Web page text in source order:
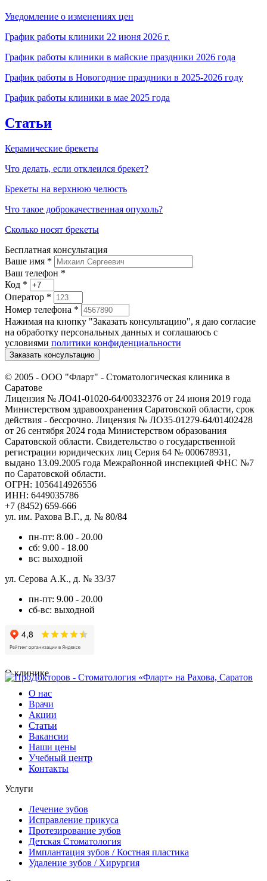
Уведомление о изменениях цен
График работы клиники 22 июня 2026 г.
График работы клиники в майские праздники 2026 года
График работы в Новогодние праздники в 2025-2026 году
График работы клиники в мае 2025 года
Статьи
Керамические брекеты
Что делать, если отклеился брекет?
Брекеты на верхнюю челюсть
Что такое доброкачественная опухоль?
Сколько носят брекеты
Бесплатная консультация
Ваше имя *
Ваш телефон *
Код *
Оператор *
Номер телефона *
Нажимая на кнопку "Заказать консультацию", я даю согласие
на обработку персональных данных и соглашаюсь c
условиями политики конфиденциальности
Заказать консультацию
© 2005 - ООО "Фларт" - Стоматологическая клиника в
Саратове
Лицензия № ЛО41-01020-64/00332376 от 24 июня 2019 года
Министерством здравоохранения Саратовской области, срок
действия - бессрочно. Лицензия № ЛО35-01279-64/01402428
от 26 сентября 2024 года Министерством образования
Саратовской области. Свидетельство о государственной
регистрации юридических лиц Серия 64 № 000678931,
выдано 13.09.2005 года Межрайонной инспекцией ФНС №7
по Саратовской области.
ОГРН: 1056414926556
ИНН: 6449035786
+7 (8452) 659-666
ул. им. Рахова В.Г., д. № 80/84
пн-пт: 8.00 - 20.00
сб: 9.00 - 18.00
вс: выходной
ул. Серова А.К., д. № 33/37
пн-пт: 9.00 - 20.00
сб-вс: выходной
О клинике
О нас
Врачи
Акции
Статьи
Вакансии
Наши цены
Учебный центр
Контакты
Услуги
Лечение зубов
Исправление прикуса
Протезирование зубов
Детская Стоматология
Имплантация зубов / Костная пластика
Удаление зубов / Хирургия